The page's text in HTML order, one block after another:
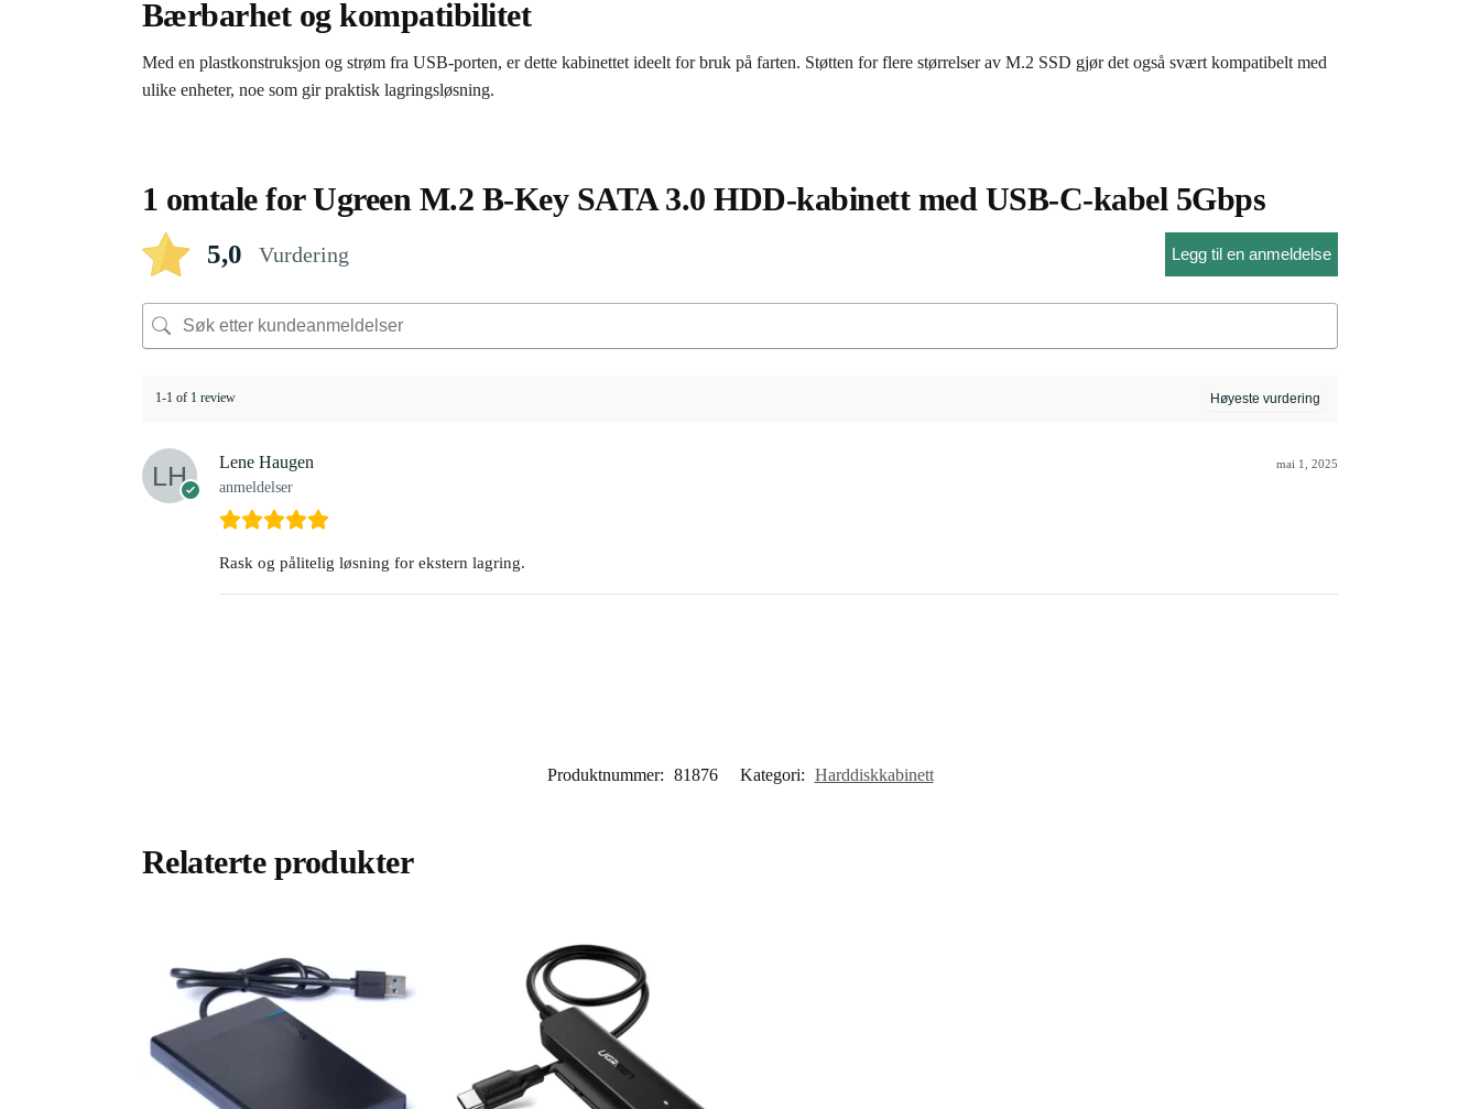
Bærbarhet og kompatibilitet
Med en plastkonstruksjon og strøm fra USB-porten, er dette kabinettet ideelt for bruk på farten. Støtten for flere størrelser av M.2 SSD gjør det også svært kompatibelt med
ulike enheter, noe som gir praktisk lagringsløsning.
1 omtale forUgreen M.2 B-Key SATA 3.0 HDD-kabinett med USB-C-kabel 5Gbps
5,0 Vurdering Legg til en anmeldelse
1-1 of 1 review
Lene Haugen
anmeldelser
mai 1, 2025
Rask og pålitelig løsning for ekstern lagring.
Produktnummer: 81876 Kategori: Harddiskkabinett
Relaterte produkter